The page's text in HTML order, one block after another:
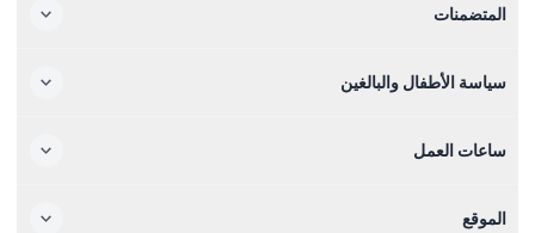
المتضمنات
سياسة الأطفال والبالغين
ساعات العمل
الموقع